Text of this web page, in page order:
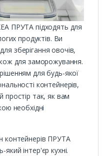
ПРУТА підходять для
продуктів. Ви
зберігання овочів,
для заморожування.
для будь-якої
контейнерів,
простір так, як вам
необхідні
контейнерів ПРУТА
інтер'єр кухні.